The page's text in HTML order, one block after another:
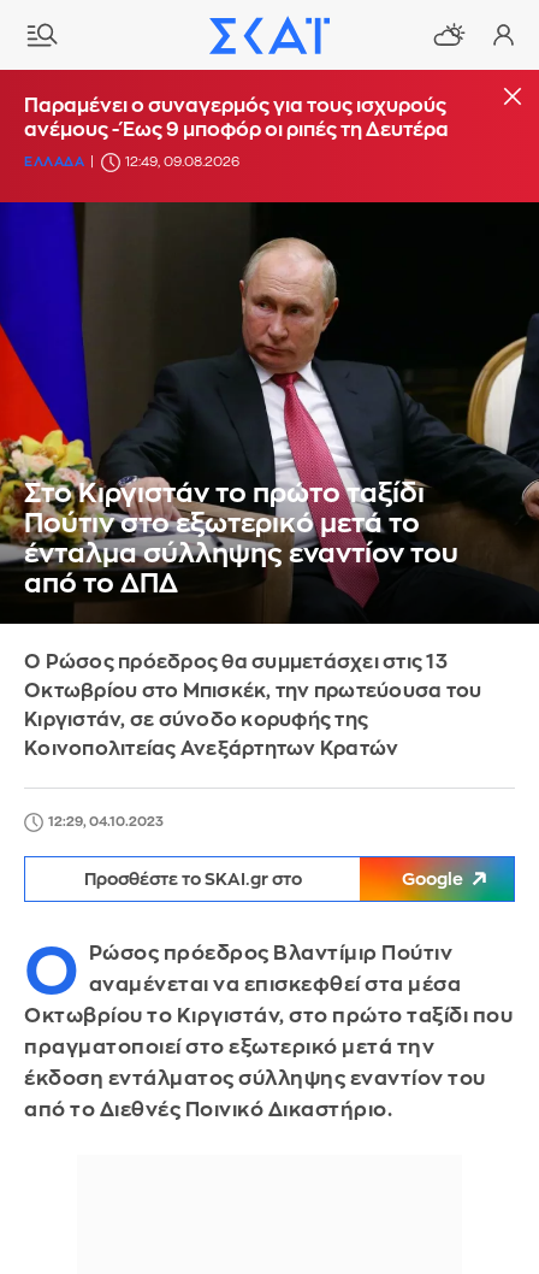
Παραμένει ο συναγερμός για τους ισχυρούς
ανέμους - Έως 9 μποφόρ οι ριπές τη Δευτέρα
ΕΛΛΑΔΑ 12:49, 09.08.2026
Στο Κιργιστάν το πρώτο ταξίδι
Πούτιν στο εξωτερικό μετά το
ένταλμα σύλληψης εναντίον του
από το ΔΠΔ
Ο Ρώσος πρόεδρος θα συμμετάσχει στις 13
Οκτωβρίου στο Μπισκέκ, την πρωτεύουσα του
Κιργιστάν, σε σύνοδο κορυφής της
Κοινοπολιτείας Ανεξάρτητων Κρατών
12:29, 04.10.2023
Προσθέστε το SKAI.gr στο Google
Ο
Ρώσος πρόεδρος Βλαντίμιρ Πούτιν
αναμένεται να επισκεφθεί στα μέσα
Οκτωβρίου το Κιργιστάν, στο πρώτο ταξίδι που
πραγματοποιεί στο εξωτερικό μετά την
έκδοση εντάλματος σύλληψης εναντίον του
από το Διεθνές Ποινικό Δικαστήριο.